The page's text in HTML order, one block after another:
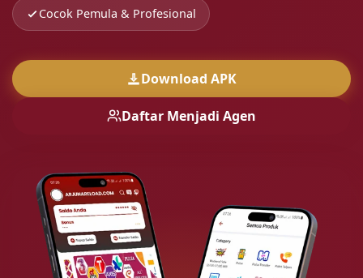
Cocok Pemula & Profesional
Download APK
Daftar Menjadi Agen